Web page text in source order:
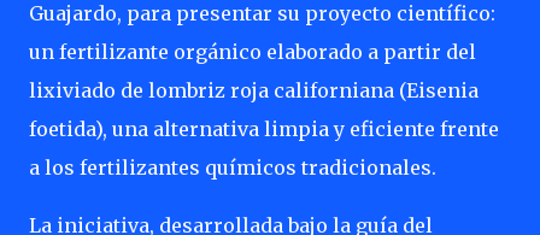
Guajardo, para presentar su proyecto científico:
un fertilizante orgánico elaborado a partir del
lixiviado de lombriz roja californiana (Eisenia
foetida), una alternativa limpia y eficiente frente
a los fertilizantes químicos tradicionales.
La iniciativa, desarrollada bajo la guía del